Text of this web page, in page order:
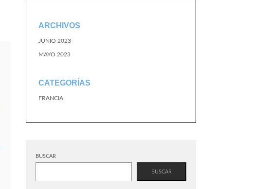
ARCHIVOS
JUNIO 2023
MAYO 2023
CATEGORÍAS
FRANCIA
BUSCAR
BUSCAR